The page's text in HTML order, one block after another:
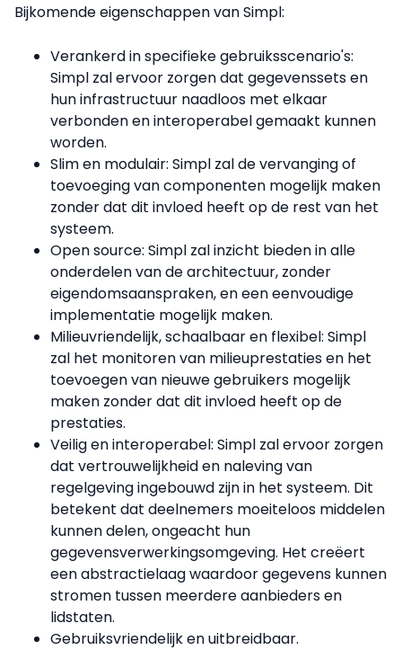
Bijkomende eigenschappen van Simpl:
Verankerd in specifieke gebruiksscenario's:
Simpl zal ervoor zorgen dat gegevenssets en
hun infrastructuur naadloos met elkaar
verbonden en interoperabel gemaakt kunnen
worden.
Slim en modulair: Simpl zal de vervanging of
toevoeging van componenten mogelijk maken
zonder dat dit invloed heeft op de rest van het
systeem.
Open source: Simpl zal inzicht bieden in alle
onderdelen van de architectuur, zonder
eigendomsaanspraken, en een eenvoudige
implementatie mogelijk maken.
Milieuvriendelijk, schaalbaar en flexibel: Simpl
zal het monitoren van milieuprestaties en het
toevoegen van nieuwe gebruikers mogelijk
maken zonder dat dit invloed heeft op de
prestaties.
Veilig en interoperabel: Simpl zal ervoor zorgen
dat vertrouwelijkheid en naleving van
regelgeving ingebouwd zijn in het systeem. Dit
betekent dat deelnemers moeiteloos middelen
kunnen delen, ongeacht hun
gegevensverwerkingsomgeving. Het creëert
een abstractielaag waardoor gegevens kunnen
stromen tussen meerdere aanbieders en
lidstaten.
Gebruiksvriendelijk en uitbreidbaar.